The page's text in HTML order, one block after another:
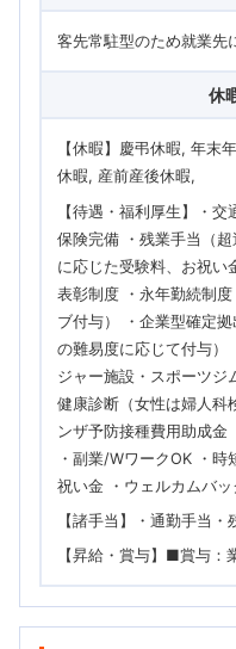
客先常駐型のため就業
休
【休暇】慶弔休暇, 年末
休暇, 産前産後休暇
【待遇・福利厚生】・
保険完備 ・残業手当（
に応じた受験料、お祝い
表彰制度 ・永年勤続制
ブ付与） ・企業型確定
の難易度に応じて付与）
ジャー施設・スポーツジ
健康診断（女性は婦人科
ンザ予防接種費用助成金
・副業/WワークOK ・
祝い金 ・ウェルカムバ
【諸手当】・通勤手当・
【昇給・賞与】■賞与